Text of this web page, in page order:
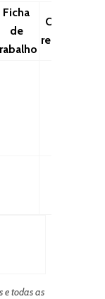
Ficha
de
Outros
recursos
e todas as